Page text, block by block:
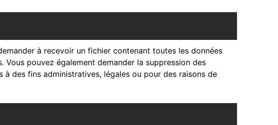
à recevoir un fichier contenant toutes les données
pouvez également demander la suppression des
des fins administratives, légales ou pour des raisons de